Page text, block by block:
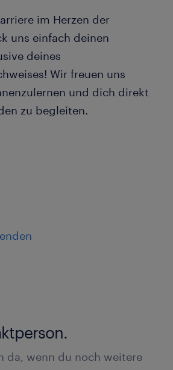
im Herzen der
uns einfach deinen
deines
Wir freuen uns
und dich direkt
zu begleiten.
da, wenn du noch weitere